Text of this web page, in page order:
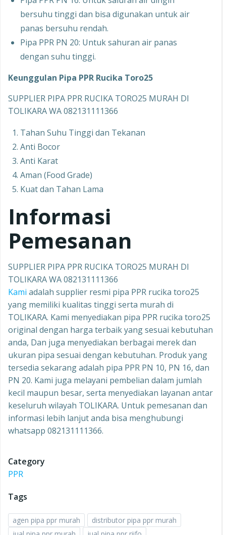
bersuhu tinggi dan bisa digunakan untuk air
panas bersuhu rendah.
Pipa PPR PN 20: Untuk sahuran air panas
dengan suhu tinggi.
Keunggulan Pipa PPR Rucika Toro25
SUPPLIER PIPA PPR RUCIKA TORO25 MURAH DI
TOLIKARA WA 082131111366
Tahan Suhu Tinggi dan Tekanan
Anti Bocor
Anti Karat
Aman (Food Grade)
Kuat dan Tahan Lama
Informasi
Pemesanan
SUPPLIER PIPA PPR RUCIKA TORO25 MURAH DI
TOLIKARA WA 082131111366
Kami adalah supplier resmi pipa PPR rucika toro25
yang memiliki kualitas tinggi serta murah di
TOLIKARA. Kami menyediakan pipa PPR rucika toro25
original dengan harga terbaik yang sesuai kebutuhan
anda, Dan juga menyediakan berbagai merek dan
ukuran pipa sesuai dengan kebutuhan. Produk yang
tersedia sekarang adalah pipa PPR PN 10, PN 16, dan
PN 20. Kami juga melayani pembelian dalam jumlah
kecil maupun besar, serta menyediakan layanan antar
keseluruh wilayah TOLIKARA. Untuk pemesanan dan
informasi lebih lanjut anda bisa menghubungi
whatsapp 082131111366.
Category
PPR
Tags
agen pipa ppr murah
distributor pipa ppr murah